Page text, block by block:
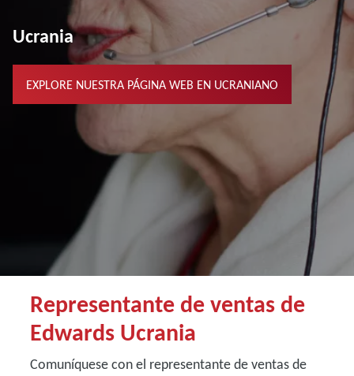
Ucrania
EXPLORE NUESTRA PÁGINA WEB EN UCRANIANO
Representante de ventas de
Edwards Ucrania
Comuníquese con el representante de ventas de